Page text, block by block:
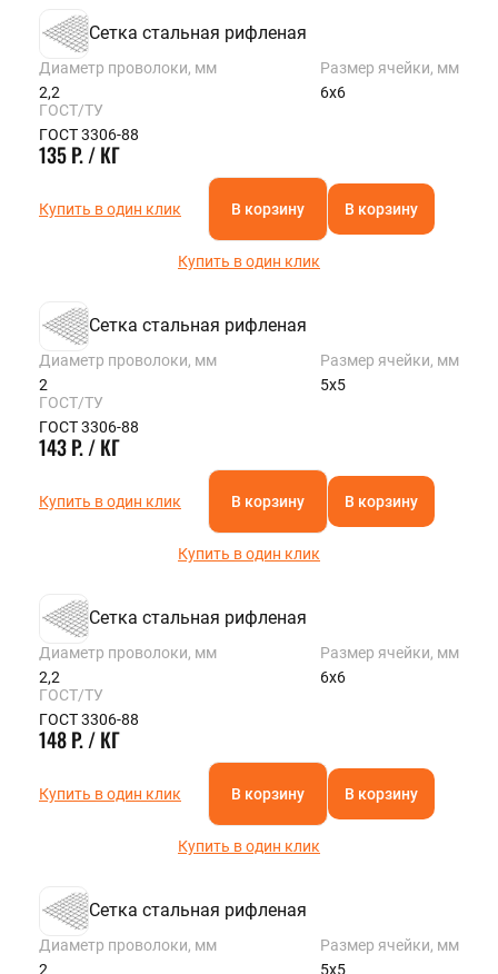
Сетка стальная рифленая
Диаметр проволоки, мм
2,2
Размер ячейки, мм
6х6
ГОСТ/ТУ
ГОСТ 3306-88
135 Р. / КГ
Купить в один клик В корзину В корзину
Купить в один клик
Сетка стальная рифленая
Диаметр проволоки, мм
2
Размер ячейки, мм
5х5
ГОСТ/ТУ
ГОСТ 3306-88
143 Р. / КГ
Купить в один клик В корзину В корзину
Купить в один клик
Сетка стальная рифленая
Диаметр проволоки, мм
2,2
Размер ячейки, мм
6х6
ГОСТ/ТУ
ГОСТ 3306-88
148 Р. / КГ
Купить в один клик В корзину В корзину
Купить в один клик
Сетка стальная рифленая
Диаметр проволоки, мм
2
Размер ячейки, мм
5х5